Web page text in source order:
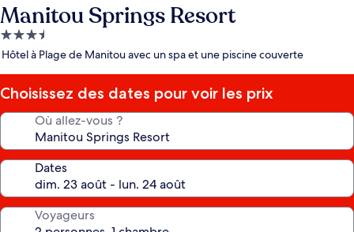
Manitou Springs Resort
Hébergement
3.5 étoiles
Hôtel à Plage de Manitou avec un spa et une piscine couverte
Choisissez des dates pour voir les prix
Où allez-vous ?
Dates
Voyageurs